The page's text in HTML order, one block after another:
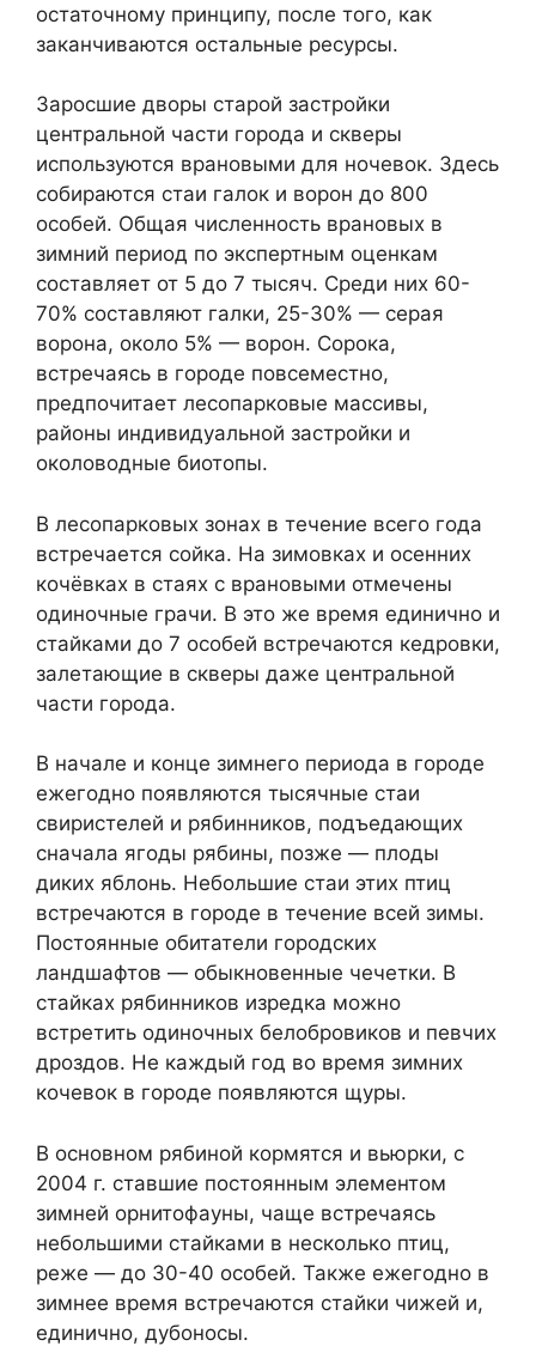
остаточному принципу, после того, как
заканчиваются остальные ресурсы.
Заросшие дворы старой застройки
центральной части города и скверы
используются врановыми для ночевок. Здесь
собираются стаи галок и ворон до 800
особей. Общая численность врановых в
зимний период по экспертным оценкам
составляет от 5 до 7 тысяч. Среди них 60-
70% составляют галки, 25-30% — серая
ворона, около 5% — ворон. Сорока,
встречаясь в городе повсеместно,
предпочитает лесопарковые массивы,
районы индивидуальной застройки и
околоводные биотопы.
В лесопарковых зонах в течение всего года
встречается сойка. На зимовках и осенних
кочёвках в стаях с врановыми отмечены
одиночные грачи. В это же время единично и
стайками до 7 особей встречаются кедровки,
залетающие в скверы даже центральной
части города.
В начале и конце зимнего периода в городе
ежегодно появляются тысячные стаи
свиристелей и рябинников, подъедающих
сначала ягоды рябины, позже — плоды
диких яблонь. Небольшие стаи этих птиц
встречаются в городе в течение всей зимы.
Постоянные обитатели городских
ландшафтов — обыкновенные чечетки. В
стайках рябинников изредка можно
встретить одиночных белобровиков и певчих
дроздов. Не каждый год во время зимних
кочевок в городе появляются щуры.
В основном рябиной кормятся и вьюрки, с
2004 г. ставшие постоянным элементом
зимней орнитофауны, чаще встречаясь
небольшими стайками в несколько птиц,
реже — до 30-40 особей. Также ежегодно в
зимнее время встречаются стайки чижей и,
единично, дубоносы.